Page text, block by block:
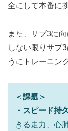
全にして本番に
また、サブ3に
しない限りサブ
うにトレーニン
＜課題＞
・スピード持
きる走力、心